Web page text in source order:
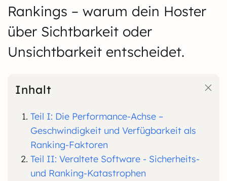
Rankings – warum dein Hoster
über Sichtbarkeit oder
Unsichtbarkeit entscheidet.
Inhalt
Teil I: Die Performance-Achse –
Geschwindigkeit und Verfügbarkeit als
Ranking-Faktoren
Teil II: Veraltete Software - Sicherheits-
und Ranking-Katastrophen